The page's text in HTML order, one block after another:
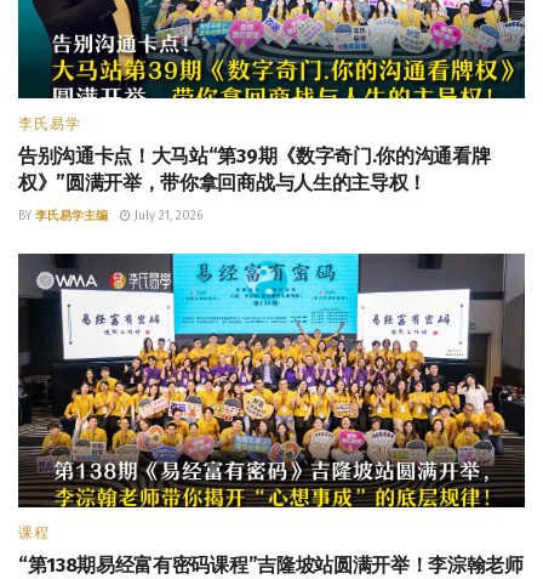
李氏易学
告别沟通卡点！大马站“第39期《数字奇门.你的沟通看牌
权》”圆满开举，带你拿回商战与人生的主导权！
BY 李氏易学主编 July 21, 2026
课程
“第138期易经富有密码课程”吉隆坡站圆满开举！李淙翰老师